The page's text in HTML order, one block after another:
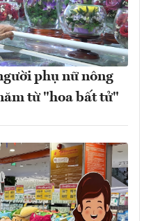
phụ nữ nông
từ "hoa bất tử"